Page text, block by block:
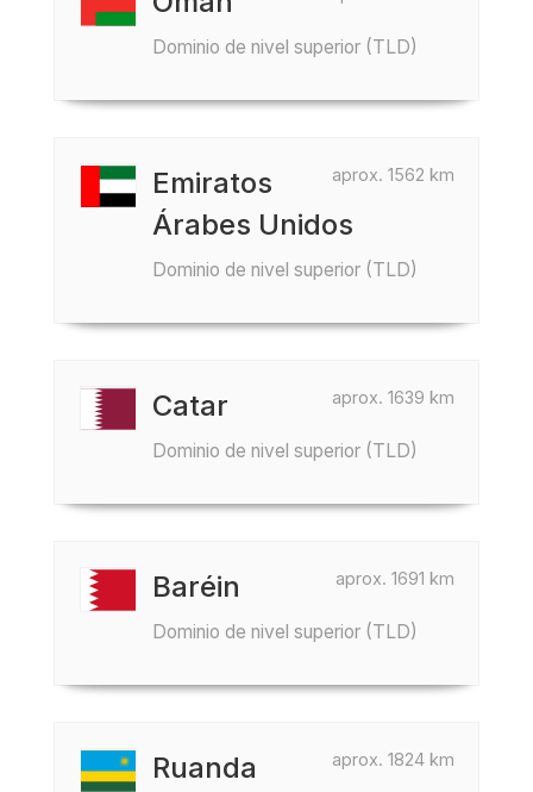
Dominio de nivel superior (TLD)
aprox. 1562 km
Emiratos
Árabes Unidos
Dominio de nivel superior (TLD)
aprox. 1639 km
Catar
Dominio de nivel superior (TLD)
aprox. 1691 km
Baréin
Dominio de nivel superior (TLD)
aprox. 1824 km
Ruanda